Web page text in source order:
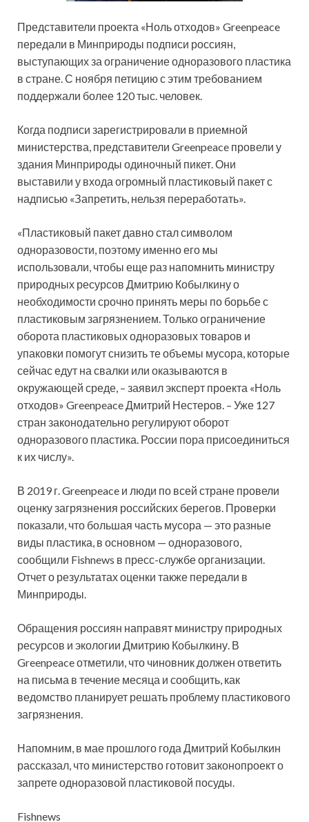
Представители проекта «Ноль отходов» Greenpeace
передали в Минприроды подписи россиян,
выступающих за ограничение одноразового пластика
в стране. С ноября петицию с этим требованием
поддержали более 120 тыс. человек.
Когда подписи зарегистрировали в приемной
министерства, представители Greenpeace провели у
здания Минприроды одиночный пикет. Они
выставили у входа огромный пластиковый пакет с
надписью «Запретить, нельзя переработать».
«Пластиковый пакет давно стал символом
одноразовости, поэтому именно его мы
использовали, чтобы еще раз напомнить министру
природных ресурсов Дмитрию Кобылкину о
необходимости срочно принять меры по борьбе с
пластиковым загрязнением. Только ограничение
оборота пластиковых одноразовых товаров и
упаковки помогут снизить те объемы мусора, которые
сейчас едут на свалки или оказываются в
окружающей среде, – заявил эксперт проекта «Ноль
отходов» Greenpeace Дмитрий Нестеров. – Уже 127
стран законодательно регулируют оборот
одноразового пластика. России пора присоединиться
к их числу».
В 2019 г. Greenpeace и люди по всей стране провели
оценку загрязнения российских берегов. Проверки
показали, что большая часть мусора — это разные
виды пластика, в основном — одноразового,
сообщили Fishnews в пресс-службе организации.
Отчет о результатах оценки также передали в
Минприроды.
Обращения россиян направят министру природных
ресурсов и экологии Дмитрию Кобылкину. В
Greenpeace отметили, что чиновник должен ответить
на письма в течение месяца и сообщить, как
ведомство планирует решать проблему пластикового
загрязнения.
Напомним, в мае прошлого года Дмитрий Кобылкин
рассказал, что министерство готовит законопроект о
запрете одноразовой пластиковой посуды.
Fishnews